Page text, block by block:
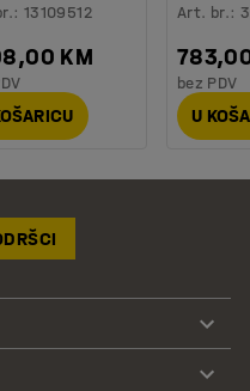
: 13109512
KM
Art. br.:
bez PDV
U